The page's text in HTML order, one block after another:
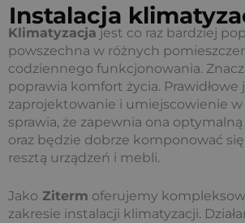
Instalacja
Klimatyzacjajest co raz bardziej
powszechna w różnych
codziennego funkcjonowania.
poprawia komfort życia. Prawidłowe
zaprojektowanie i umiejscowienie
sprawia, że zapewnia ona
oraz będzie dobrze komponować
resztą urządzeń i mebli.
Jako Ziterm oferujemy
zakresie instalacji klimatyzacji.